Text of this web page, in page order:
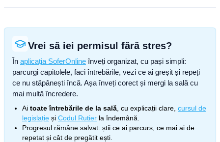
Vrei să iei permisul fără stres?
În aplicația SoferOnline înveți organizat, cu pași simpli:
parcurgi capitolele, faci întrebările, vezi ce ai greșit și repeți
ce nu stăpânești încă. Așa înveți corect și mergi la sală cu
mai multă încredere.
Ai toate întrebările de la sală , cu explicații clare, cursul de
legislație și Codul Rutier la îndemână.
Progresul rămâne salvat: știi ce ai parcurs, ce mai ai de
repetat și cât de pregătit ești.